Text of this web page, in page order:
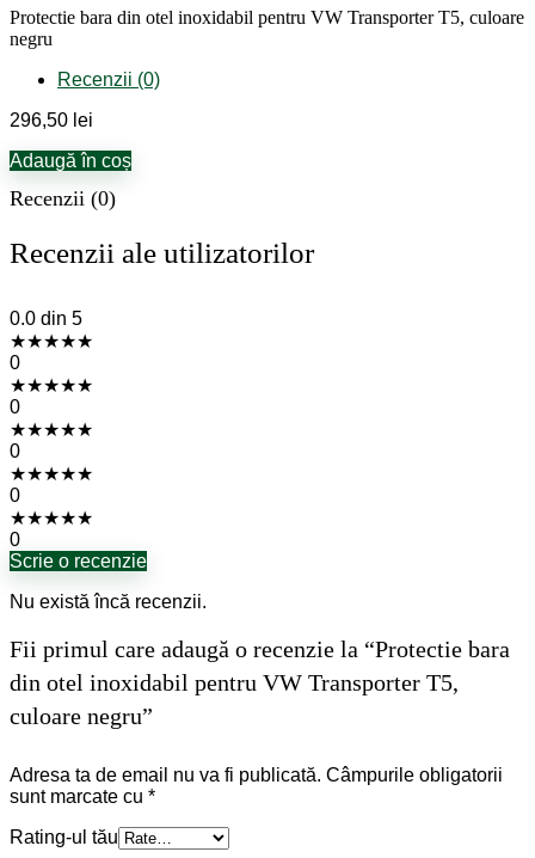
inoxidabil
pentru
VW
Transporter
culoare
Protectie bara din otel inoxidabil pentru VW Transporter T5, culoare
negru
Recenzii (0)
296,50 lei
Adaugă în coș
Recenzii (0)
Recenzii ale utilizatorilor
0.0 din 5
★★★★★
0
★★★★★
0
★★★★★
0
★★★★★
0
★★★★★
0
Scrie o recenzie
Nu există încă recenzii.
Fii primul care adaugă o recenzie la “Protectie bara
din otel inoxidabil pentru VW Transporter T5,
culoare negru”
Adresa ta de email nu va fi publicată. Câmpurile obligatorii
sunt marcate cu *
Rating-ul tău